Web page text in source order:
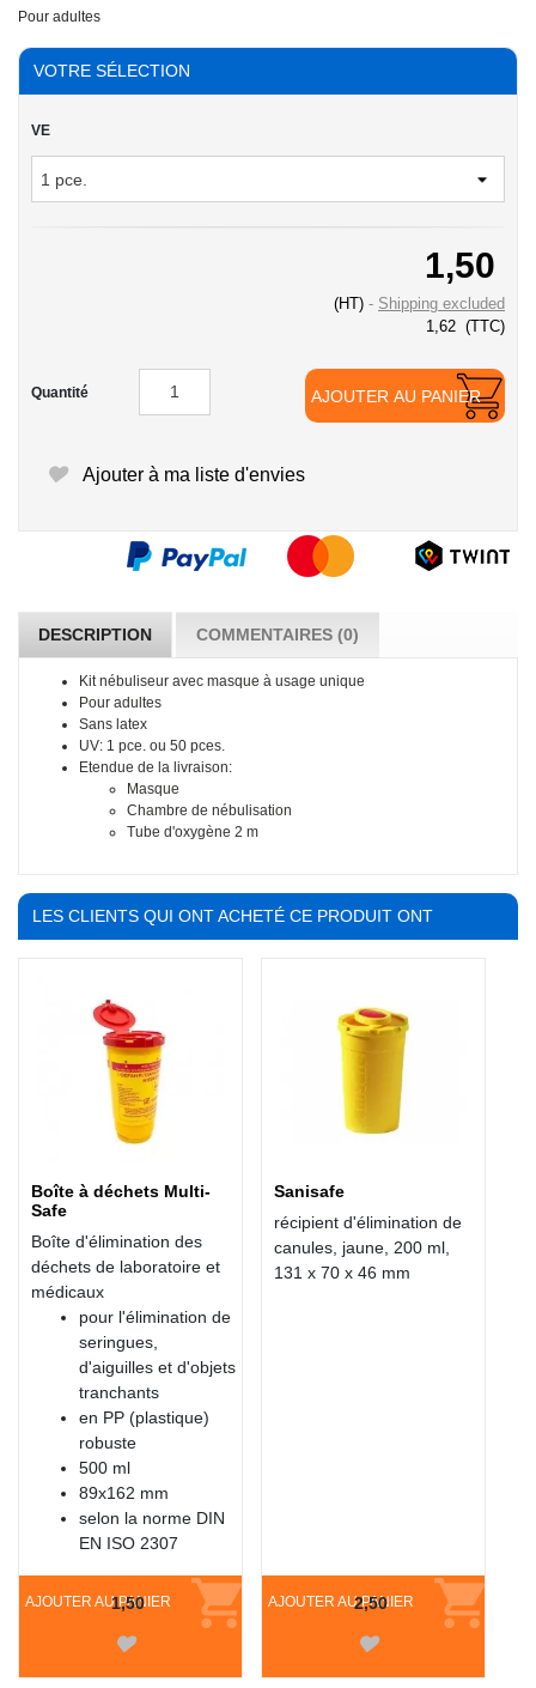
Pour adultes
VOTRE SÉLECTION
VE
1,50
(HT)
Shipping excluded
1,62 (TTC)
Quantité AJOUTER AU PANIER
Ajouter à ma liste d'envies
DESCRIPTION COMMENTAIRES (0)
Kit nébuliseur avec masque à usage unique
Pour adultes
Sans latex
UV: 1 pce. ou 50 pces.
Etendue de la livraison:
Masque
Chambre de nébulisation
Tube d'oxygène 2 m
LES CLIENTS QUI ONT ACHETÉ CE PRODUIT ONT
Boîte à déchets Multi-
Safe
Boîte d'élimination des
déchets de laboratoire et
médicaux
pour l'élimination de
seringues,
d'aiguilles et d'objets
tranchants
en PP (plastique)
robuste
500 ml
89x162 mm
selon la norme DIN
EN ISO 2307
AJOUTER AU PANIER
1,50
Sanisafe
récipient d'élimination de
canules, jaune, 200 ml,
131 x 70 x 46 mm
AJOUTER AU PANIER
2,50